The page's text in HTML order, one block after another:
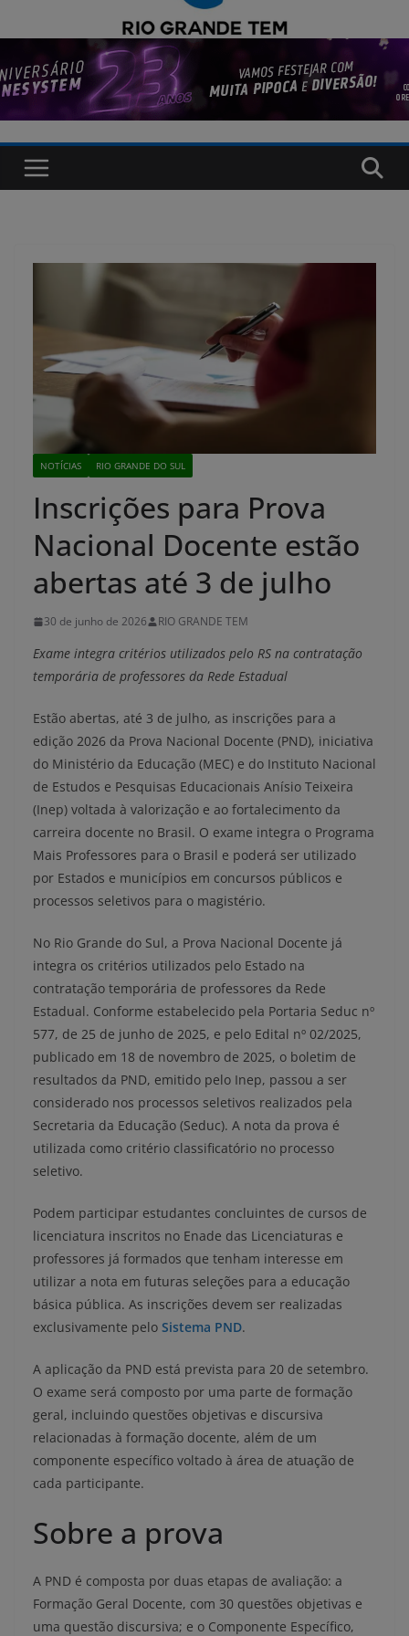
NOTÍCIAS RIO GRANDE DO SUL
Inscrições para Prova
Nacional Docente estão
abertas até 3 de julho
30 de junho de 2026 RIO GRANDE TEM
Exame integra critérios utilizados pelo RS na contratação
temporária de professores da Rede Estadual
Estão abertas, até 3 de julho, as inscrições para a
edição 2026 da Prova Nacional Docente (PND), iniciativa
do Ministério da Educação (MEC) e do Instituto Nacional
de Estudos e Pesquisas Educacionais Anísio Teixeira
(Inep) voltada à valorização e ao fortalecimento da
carreira docente no Brasil. O exame integra o Programa
Mais Professores para o Brasil e poderá ser utilizado
por Estados e municípios em concursos públicos e
processos seletivos para o magistério.
No Rio Grande do Sul, a Prova Nacional Docente já
integra os critérios utilizados pelo Estado na
contratação temporária de professores da Rede
Estadual. Conforme estabelecido pela Portaria Seduc nº
577, de 25 de junho de 2025, e pelo Edital nº 02/2025,
publicado em 18 de novembro de 2025, o boletim de
resultados da PND, emitido pelo Inep, passou a ser
considerado nos processos seletivos realizados pela
Secretaria da Educação (Seduc). A nota da prova é
utilizada como critério classificatório no processo
seletivo.
Podem participar estudantes concluintes de cursos de
licenciatura inscritos no Enade das Licenciaturas e
professores já formados que tenham interesse em
utilizar a nota em futuras seleções para a educação
básica pública. As inscrições devem ser realizadas
exclusivamente pelo Sistema PND.
A aplicação da PND está prevista para 20 de setembro.
O exame será composto por uma parte de formação
geral, incluindo questões objetivas e discursiva
relacionadas à formação docente, além de um
componente específico voltado à área de atuação de
cada participante.
Sobre a prova
A PND é composta por duas etapas de avaliação: a
Formação Geral Docente, com 30 questões objetivas e
uma questão discursiva; e o Componente Específico,